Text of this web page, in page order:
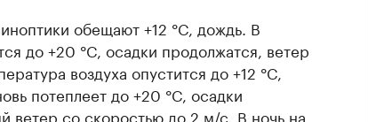
обещают +12 °C, дождь. В
до +20 °C, осадки продолжатся, ветер
воздуха опустится до +12 °C,
потеплеет до +20 °C, осадки
ветер со скоростью до 2 м/с. В ночь на